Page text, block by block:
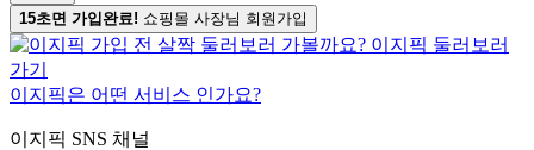
15초면 가입완료! 쇼핑몰 사장님 회원가입
이지픽은 어떤 서비스 인가요?
이지픽 SNS 채널